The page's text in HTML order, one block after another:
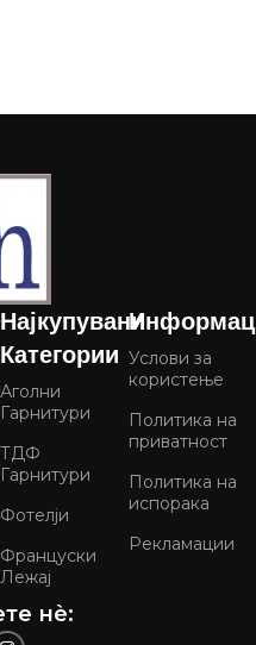
Најкупувани
Категории
Аголни
Гарнитури
ТДФ
Гарнитури
Фотелји
Француски
Лежај
Услови за
користење
Политика на
приватност
Политика на
испорака
Рекламации
нѐ: